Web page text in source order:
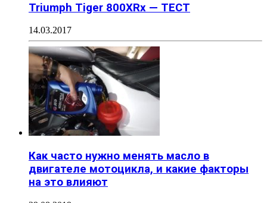
Triumph Tiger 800XRx — ТЕСТ
14.03.2017
Как часто нужно менять масло в
двигателе мотоцикла, и какие факторы
на это влияют